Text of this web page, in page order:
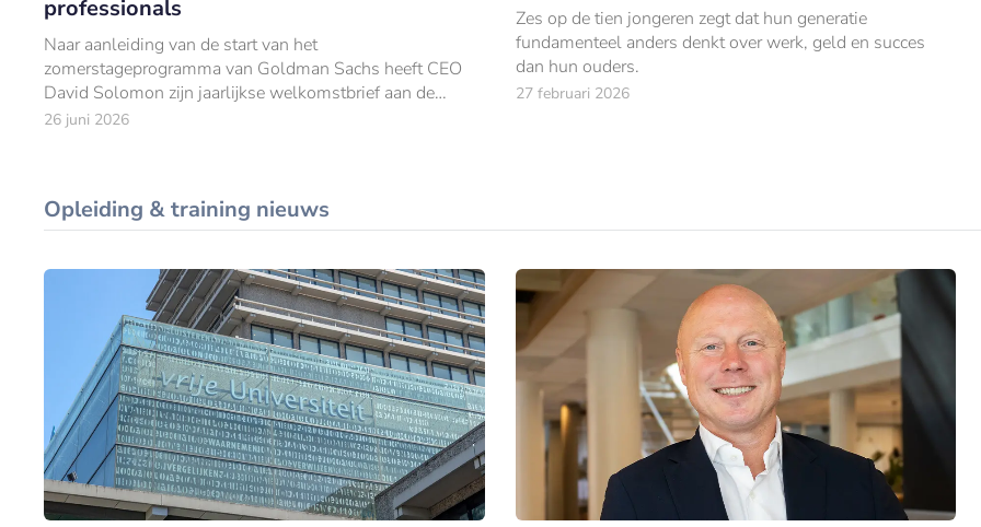
professionals
Naar aanleiding van de start van het
zomerstageprogramma van Goldman Sachs heeft CEO
David Solomon zijn jaarlijkse welkomstbrief aan de
nieuwe lichting Europese stagiairs gepubliceerd.
26 juni 2026
Zes op de tien jongeren zegt dat hun generatie
fundamenteel anders denkt over werk, geld en succes
dan hun ouders.
27 februari 2026
Opleiding & training nieuws